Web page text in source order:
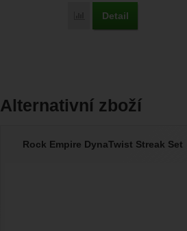
Porovnat
Detail
Alternativní zboží
Rock Empire DynaTwist Streak Set